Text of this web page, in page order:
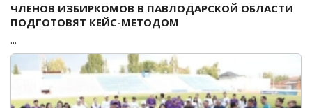
ЧЛЕНОВ ИЗБИРКОМОВ В ПАВЛОДАРСКОЙ ОБЛАСТИ
ПОДГОТОВЯТ КЕЙС-МЕТОДОМ
...